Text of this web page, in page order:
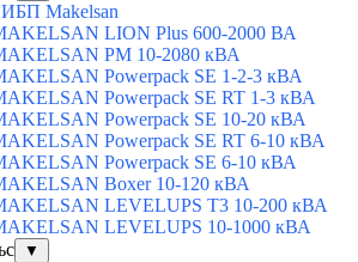
Makelsan
LION Plus 600-2000 ВА
PM 10-2080 кВА
Powerpack SE 1-2-3 кВА
Powerpack SE RT 1-3 кВА
Powerpack SE 10-20 кВА
Powerpack SE RT 6-10 кВА
Powerpack SE 6-10 кВА
Boxer 10-120 кВА
LEVELUPS T3 10-200 кВА
LEVELUPS 10-1000 кВА
▼